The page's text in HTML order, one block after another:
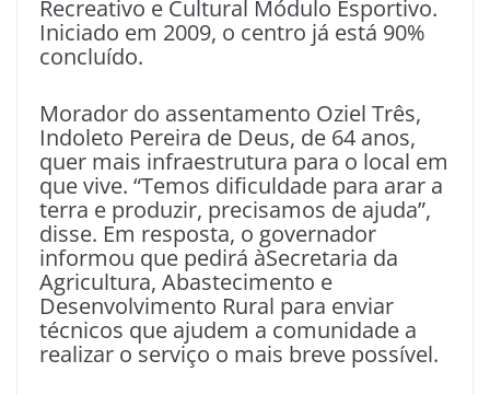
Recreativo e Cultural Módulo Esportivo.
Iniciado em 2009, o centro já está 90%
concluído.
Morador do assentamento Oziel Três,
Indoleto Pereira de Deus, de 64 anos,
quer mais infraestrutura para o local em
que vive. “Temos dificuldade para arar a
terra e produzir, precisamos de ajuda”,
disse. Em resposta, o governador
informou que pedirá àSecretaria da
Agricultura, Abastecimento e
Desenvolvimento Rural para enviar
técnicos que ajudem a comunidade a
realizar o serviço o mais breve possível.